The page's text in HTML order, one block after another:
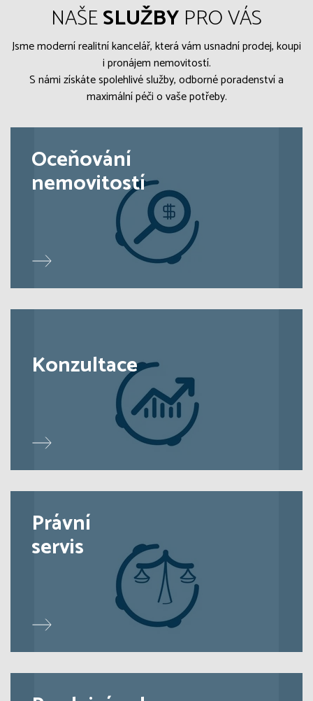
NAŠESLUŽBY PRO VÁS
Jsme moderní realitní kancelář, která vám usnadní prodej, koupi
i pronájem nemovitostí.
S námi získáte spolehlivé služby, odborné poradenství a
maximální péči o vaše potřeby.
Oceňování
nemovitostí
Konzultace
Právní
servis